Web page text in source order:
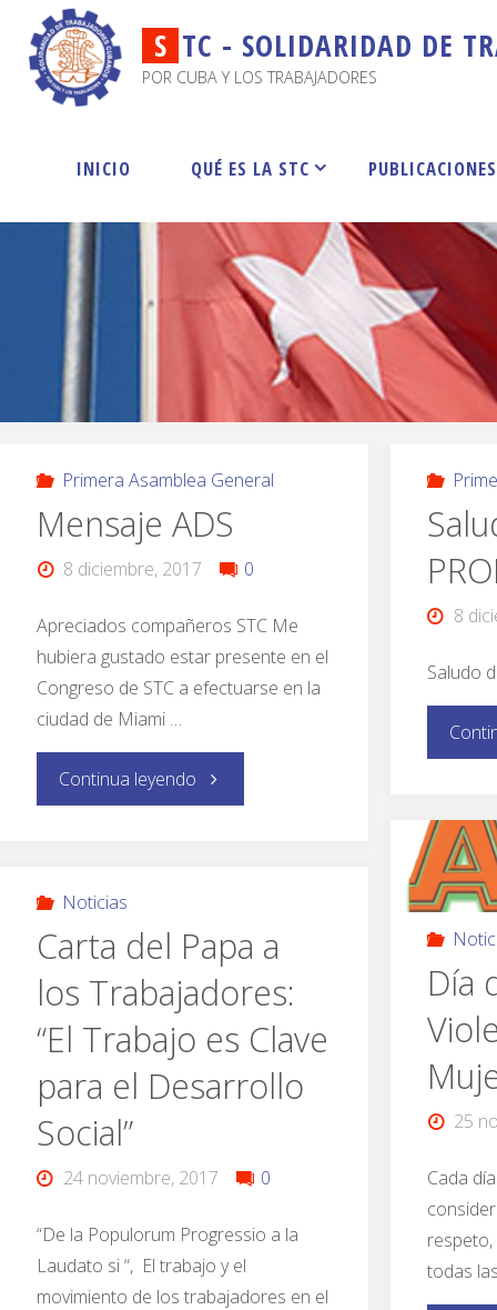
S TC - SOLIDARIDAD DE TR
POR CUBA Y LOS TRABAJADORES
INICIO QUÉ ES LA STC PUBLICACIONES
Primera Asamblea General
Mensaje ADS
8 diciembre, 2017 0
Apreciados compañeros STC Me
hubiera gustado estar presente en el
Congreso de STC a efectuarse en la
ciudad de Miami …
Continua leyendo
8
Saludo
Día
25
Cada
todas
Noticias
Carta del Papa a
los Trabajadores:
“El Trabajo es Clave
para el Desarrollo
Social”
24 noviembre, 2017 0
“De la Populorum Progressio a la
Laudato si “, El trabajo y el
movimiento de los trabajadores en el